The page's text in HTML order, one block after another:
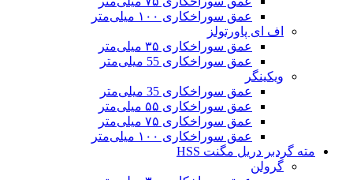
عمق سوراخکاری ۱۰۰ میلی‌متر
اف ای پاورتولز
عمق سوراخکاری ۳۵ میلی‌متر
عمق سوراخکاری 55 میلی‌متر
ویکینگر
عمق سوراخکاری 35 میلی‌متر
عمق سوراخکاری ۵۵ میلی‌متر
عمق سوراخکاری ۷۵ میلی‌متر
عمق سوراخکاری ۱۰۰ میلی‌متر
مته گردبر دریل مگنت HSS
گرولن